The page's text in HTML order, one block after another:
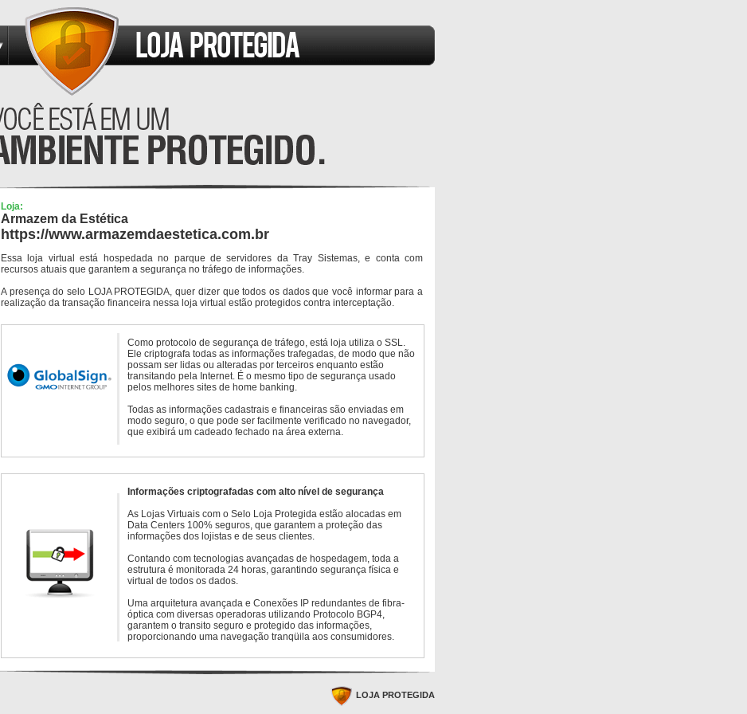
Loja:
Armazem da Estética
https://www.armazemdaestetica.com.br
Essa loja virtual está hospedada no parque de servidores da Tray Sistemas, e conta com
recursos atuais que garantem a segurança no tráfego de informações.
A presença do selo LOJA PROTEGIDA, quer dizer que todos os dados que você informar para a
realização da transação financeira nessa loja virtual estão protegidos contra interceptação.
Como protocolo de segurança de tráfego, está loja utiliza o SSL.
Ele criptografa todas as informações trafegadas, de modo que não
possam ser lidas ou alteradas por terceiros enquanto estão
transitando pela Internet. É o mesmo tipo de segurança usado
pelos melhores sites de home banking.
Todas as informações cadastrais e financeiras são enviadas em
modo seguro, o que pode ser facilmente verificado no navegador,
que exibirá um cadeado fechado na área externa.
Informações criptografadas com alto nível de segurança
As Lojas Virtuais com o Selo Loja Protegida estão alocadas em
Data Centers 100% seguros, que garantem a proteção das
informações dos lojistas e de seus clientes.
Contando com tecnologias avançadas de hospedagem, toda a
estrutura é monitorada 24 horas, garantindo segurança física e
virtual de todos os dados.
Uma arquitetura avançada e Conexões IP redundantes de fibra-
óptica com diversas operadoras utilizando Protocolo BGP4,
garantem o transito seguro e protegido das informações,
proporcionando uma navegação tranqüila aos consumidores.
LOJA PROTEGIDA